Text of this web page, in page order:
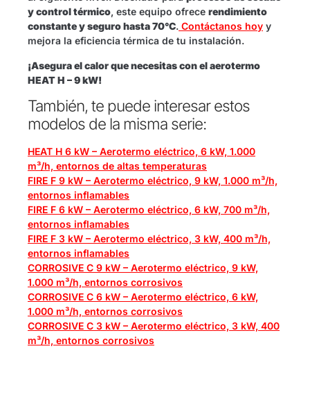
y control térmico, este equipo ofrece rendimiento
constante y seguro hasta 70°C. Contáctanos hoy y
mejora la eficiencia térmica de tu instalación.
¡Asegura el calor que necesitas con el aerotermo
HEAT H – 9 kW!
También, te puede interesar estos
modelos de la misma serie:
HEAT H 6 kW – Aerotermo eléctrico, 6 kW, 1.000
m³/h, entornos de altas temperaturas
FIRE F 9 kW – Aerotermo eléctrico, 9 kW, 1.000 m³/h,
entornos inflamables
FIRE F 6 kW – Aerotermo eléctrico, 6 kW, 700 m³/h,
entornos inflamables
FIRE F 3 kW – Aerotermo eléctrico, 3 kW, 400 m³/h,
entornos inflamables
CORROSIVE C 9 kW – Aerotermo eléctrico, 9 kW,
1.000 m³/h, entornos corrosivos
CORROSIVE C 6 kW – Aerotermo eléctrico, 6 kW,
1.000 m³/h, entornos corrosivos
CORROSIVE C 3 kW – Aerotermo eléctrico, 3 kW, 400
m³/h, entornos corrosivos